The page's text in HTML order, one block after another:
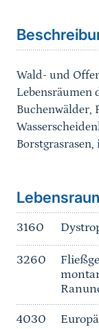
Wald- und
Lebensräumen
Buchenwälder,
3160
3260
4030